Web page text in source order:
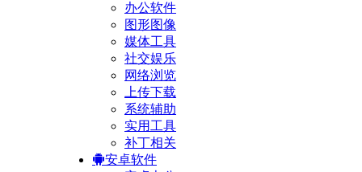
办公软件
图形图像
媒体工具
社交娱乐
网络浏览
上传下载
系统辅助
实用工具
补丁相关
安卓软件